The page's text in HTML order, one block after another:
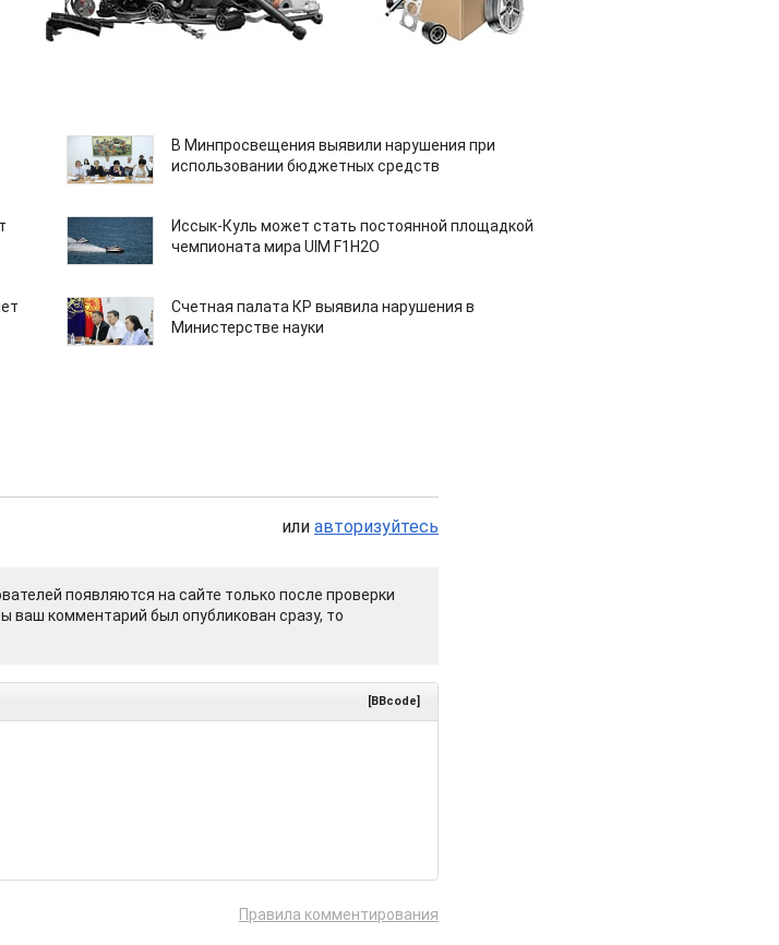
В Минпросвещения выявили нарушения при
использовании бюджетных средств
Иссык-Куль может стать постоянной площадкой
чемпионата мира UIM F1H2O
Счетная палата КР выявила нарушения в
Министерстве науки
или авторизуйтесь
появляются на сайте только после проверки
ваш комментарий был опубликован сразу, то
[BBcode]
Правила комментирования